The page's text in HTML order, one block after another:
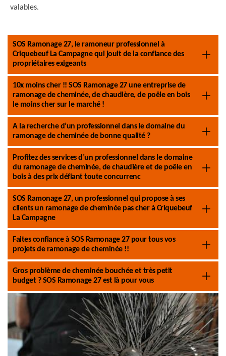
valables.
SOS Ramonage 27, le ramoneur professionnel à
Criquebeuf La Campagne qui jouit de la confiance des
propriétaires exigeants
10x moins cher !! SOS Ramonage 27 une entreprise de
ramonage de cheminée, de chaudière, de poêle en bois
le moins cher sur le marché !
A la recherche d’un professionnel dans le domaine du
ramonage de cheminée de bonne qualité ?
Profitez des services d’un professionnel dans le domaine
du ramonage de cheminée, de chaudière et de poêle en
bois à des prix défiant toute concurrenc
SOS Ramonage 27, un professionnel qui propose à ses
clients un ramonage de cheminée pas cher à Criquebeuf
La Campagne
Faites confiance à SOS Ramonage 27 pour tous vos
projets de ramonage de cheminée !!
Gros problème de cheminée bouchée et très petit
budget ? SOS Ramonage 27 est là pour vous